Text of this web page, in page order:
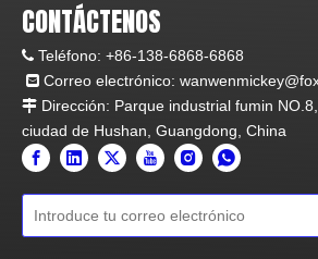
CONTÁCTENOS
 Teléfono: +86-138-6868-6868
 Correo electrónico:
 Dirección: Parque industrial fumin
ciudad de Hushan, Guangdong, China